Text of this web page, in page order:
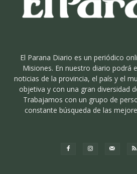
El Parana Diario es un periódico
Misiones. En nuestro diario podrá
noticias de la provincia, el país y el
objetiva y con una gran diversidad
Trabajamos con un grupo de
constante búsqueda de las